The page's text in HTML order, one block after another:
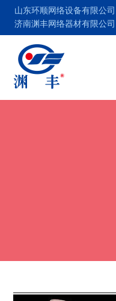
山东环顺网络设备有限公司
济南渊丰网络器材有限公司